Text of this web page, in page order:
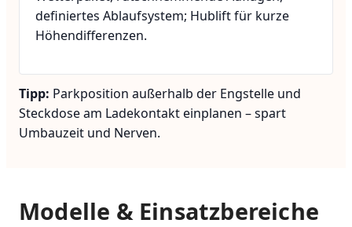
definiertes Ablaufsystem; Hublift für kurze
Höhendifferenzen.
Tipp: Parkposition außerhalb der Engstelle und
Steckdose am Ladekontakt einplanen – spart
Umbauzeit und Nerven.
Modelle & Einsatzbereiche